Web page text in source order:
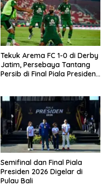
Tekuk Arema FC 1-0 di Derby
Jatim, Persebaya Tantang
Persib di Final Piala Presiden
Semifinal dan Final Piala
Presiden 2026 Digelar di
Pulau Bali